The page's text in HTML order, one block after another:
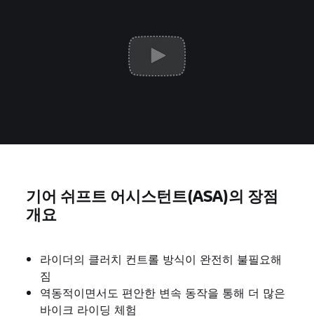
기어 쉬프트 어시스턴트(ASA)의 장점
개요
라이더의 클러치 컨트롤 방식이 완전히 불필요해
짐
역동적이면서도 편안한 변속 동작을 통해 더 많은
바이크 라이딩 체험